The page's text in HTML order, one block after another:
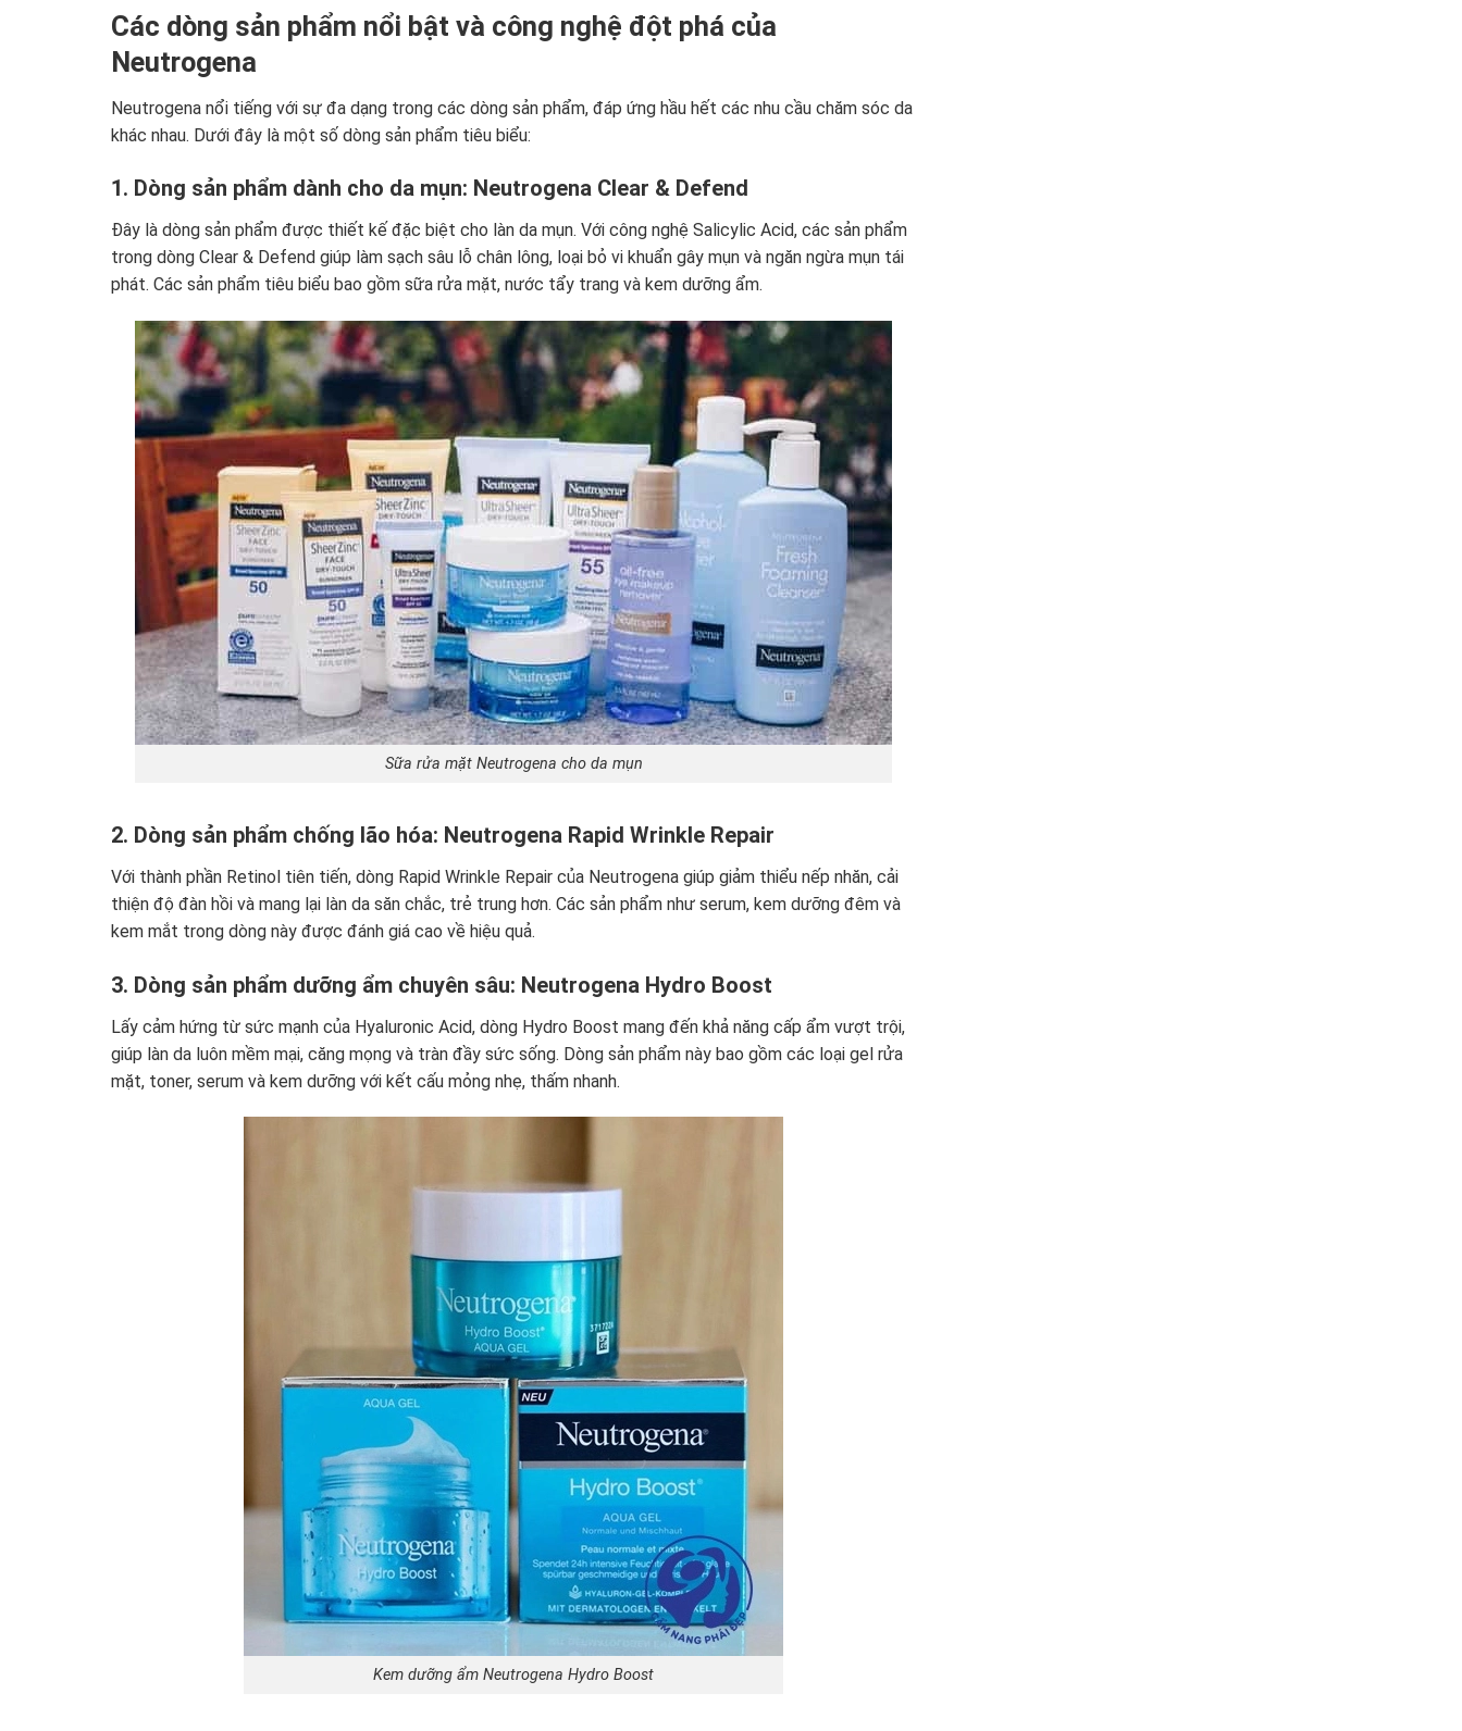
Các dòng sản phẩm nổi bật và công nghệ đột phá của
Neutrogena
Neutrogena nổi tiếng với sự đa dạng trong các dòng sản phẩm, đáp ứng hầu hết các nhu cầu chăm sóc da
khác nhau. Dưới đây là một số dòng sản phẩm tiêu biểu:
1. Dòng sản phẩm dành cho da mụn: Neutrogena Clear & Defend
Đây là dòng sản phẩm được thiết kế đặc biệt cho làn da mụn. Với công nghệ Salicylic Acid, các sản phẩm
trong dòng Clear & Defend giúp làm sạch sâu lỗ chân lông, loại bỏ vi khuẩn gây mụn và ngăn ngừa mụn tái
phát. Các sản phẩm tiêu biểu bao gồm sữa rửa mặt, nước tẩy trang và kem dưỡng ẩm.
Sữa rửa mặt Neutrogena cho da mụn
2. Dòng sản phẩm chống lão hóa: Neutrogena Rapid Wrinkle Repair
Với thành phần Retinol tiên tiến, dòng Rapid Wrinkle Repair của Neutrogena giúp giảm thiểu nếp nhăn, cải
thiện độ đàn hồi và mang lại làn da săn chắc, trẻ trung hơn. Các sản phẩm như serum, kem dưỡng đêm và
kem mắt trong dòng này được đánh giá cao về hiệu quả.
3. Dòng sản phẩm dưỡng ẩm chuyên sâu: Neutrogena Hydro Boost
Lấy cảm hứng từ sức mạnh của Hyaluronic Acid, dòng Hydro Boost mang đến khả năng cấp ẩm vượt trội,
giúp làn da luôn mềm mại, căng mọng và tràn đầy sức sống. Dòng sản phẩm này bao gồm các loại gel rửa
mặt, toner, serum và kem dưỡng với kết cấu mỏng nhẹ, thấm nhanh.
Kem dưỡng ẩm Neutrogena Hydro Boost